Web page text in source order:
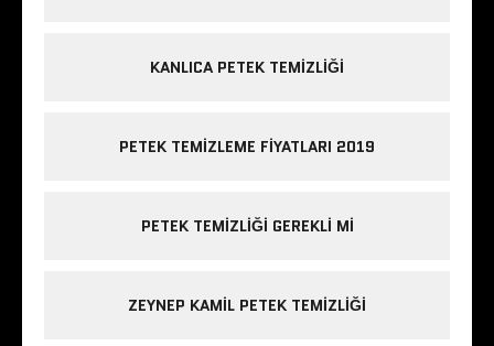
KANLICA PETEK TEMIZLIĞI
PETEK TEMIZLEME FIYATLARI 2019
PETEK TEMIZLIĞI GEREKLI MI
ZEYNEP KAMIL PETEK TEMIZLIĞI